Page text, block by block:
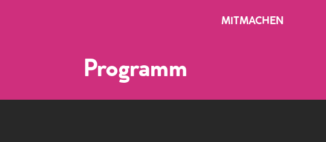
MITMACHEN
Programm